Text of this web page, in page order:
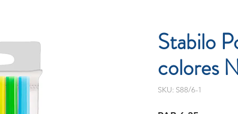
Stabilo
colores
SKU: S88/6-1